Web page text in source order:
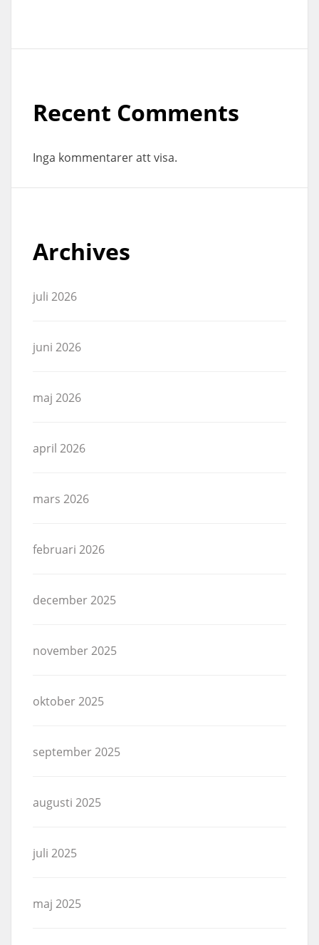
Recent Comments
Inga kommentarer att visa.
Archives
juli 2026
juni 2026
maj 2026
april 2026
mars 2026
februari 2026
december 2025
november 2025
oktober 2025
september 2025
augusti 2025
juli 2025
maj 2025